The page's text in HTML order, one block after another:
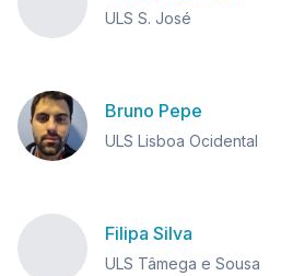
ULS S. José
Bruno Pepe
ULS Lisboa Ocidental
Filipa Silva
ULS Tâmega e Sousa